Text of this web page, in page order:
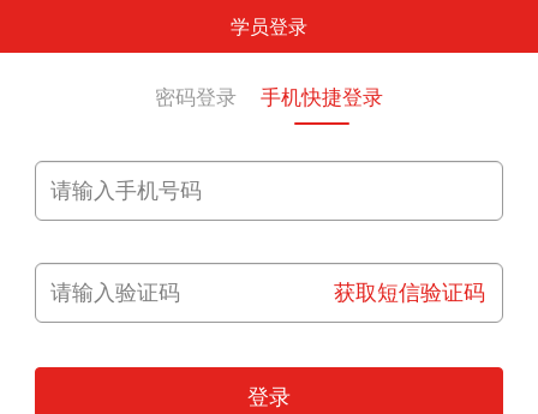
学员登录
密码登录 手机快捷登录
获取短信验证码
登录